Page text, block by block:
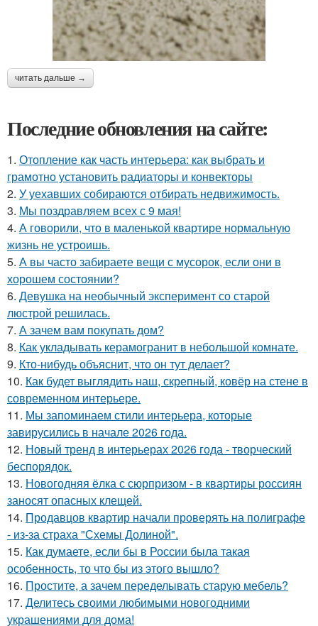
читать дальше →
Последние обновления на сайте:
1. Отопление как часть интерьера: как выбрать и
грамотно установить радиаторы и конвекторы
2. У уехавших собираются отбирать недвижимость.
3. Мы поздравляем всех с 9 мая!
4. А говорили, что в маленькой квартире нормальную
жизнь не устроишь.
5. А вы часто забираете вещи с мусорок, если они в
хорошем состоянии?
6. Девушка на необычный эксперимент со старой
люстрой решилась.
7. А зачем вам покупать дом?
8. Как укладывать керамогранит в небольшой комнате.
9. Кто-нибудь объяснит, что он тут делает?
10. Как будет выглядить наш, скрепный, ковёр на стене в
современном интерьере.
11. Мы запоминаем стили интерьера, которые
завирусились в начале 2026 года.
12. Новый тренд в интерьерах 2026 года - творческий
беспорядок.
13. Новогодняя ёлка с сюрпризом - в квартиры россиян
заносят опасных клещей.
14. Продавцов квартир начали проверять на полиграфе
- из-за страха "Схемы Долиной".
15. Как думаете, если бы в России была такая
особенность, то что бы из этого вышло?
16. Простите, а зачем переделывать старую мебель?
17. Делитесь своими любимыми новогодними
украшениями для дома!